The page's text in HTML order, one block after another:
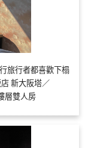
旅行者都喜歡下榻
新大阪塔／
層雙人房